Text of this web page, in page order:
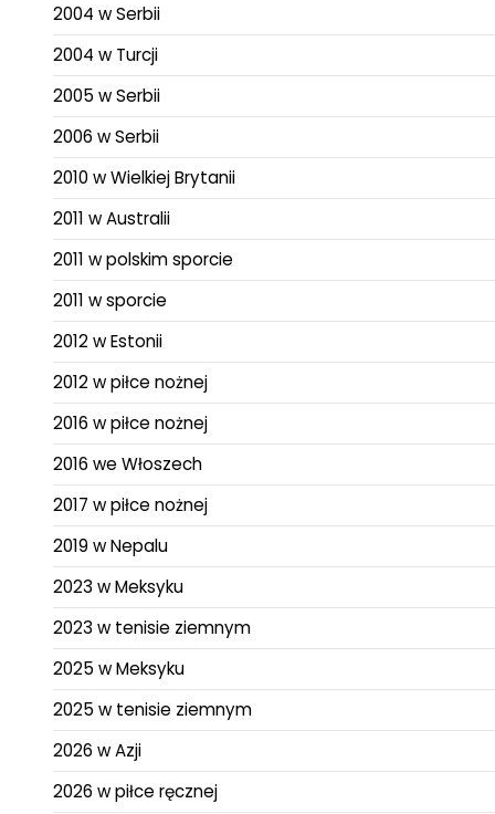
2004 w Serbii
2004 w Turcji
2005 w Serbii
2006 w Serbii
2010 w Wielkiej Brytanii
2011 w Australii
2011 w polskim sporcie
2011 w sporcie
2012 w Estonii
2012 w piłce nożnej
2016 w piłce nożnej
2016 we Włoszech
2017 w piłce nożnej
2019 w Nepalu
2023 w Meksyku
2023 w tenisie ziemnym
2025 w Meksyku
2025 w tenisie ziemnym
2026 w Azji
2026 w piłce ręcznej